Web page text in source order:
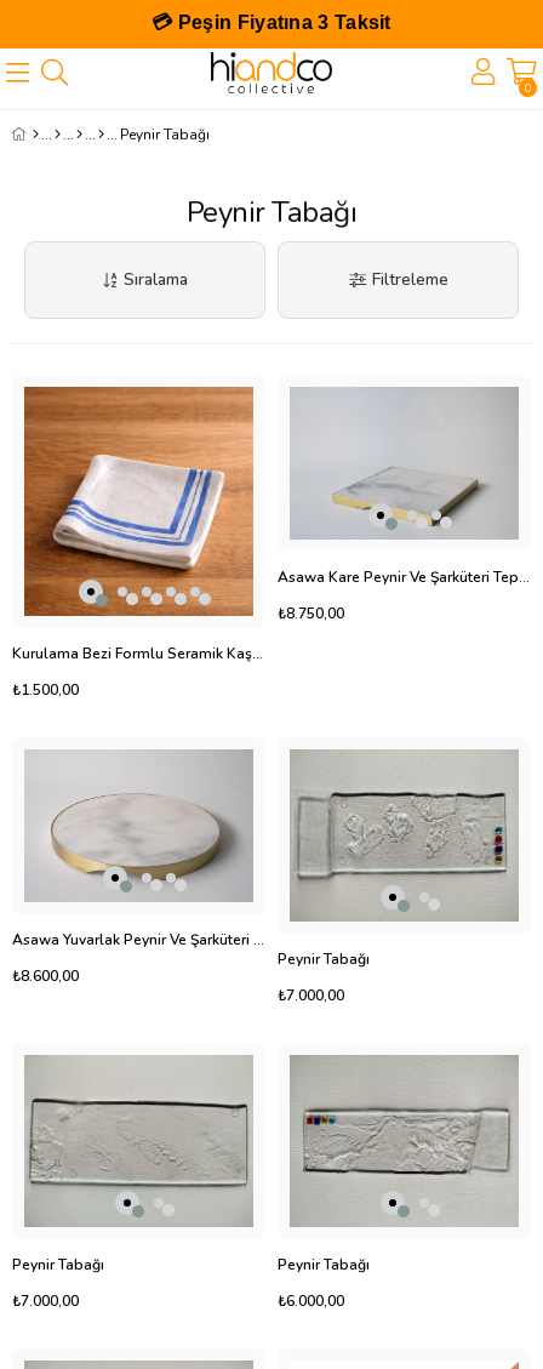
💳 Peşin Fiyatına 3 Taksit
0
Peynir Tabağı
Peynir Tabağı
Filtreleme
Sıralama
Kurulama Bezi Formlu Seramik Kaşıklık - Sunumluk
₺1.500,00
Asawa Kare Peynir Ve Şarküteri Tepsisi
₺8.750,00
Asawa Yuvarlak Peynir Ve Şarküteri Tepsisi
₺8.600,00
Peynir Tabağı
₺7.000,00
Peynir Tabağı
₺7.000,00
Peynir Tabağı
₺6.000,00